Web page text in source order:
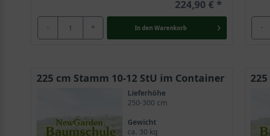
Kugel-Feldahorn lässt sich Zeit beim Wachsen
Charakteristisch für dieses Selektion des Feldahorns ist die
Dichtgeschlossene runde Baumkrone erscheint makellos
Der kleine Baum versprüht einen originellen Charme und
starken Verzweigung der Äste eine wunderschöne
imposante geometrische Perfektion, welche durch einen
224,90 €
- + In den Warenkorb -
225 cm Stamm 10-12 StU im Container
Lieferhöhe
250-300 cm
Gewicht
ca. 30 kg